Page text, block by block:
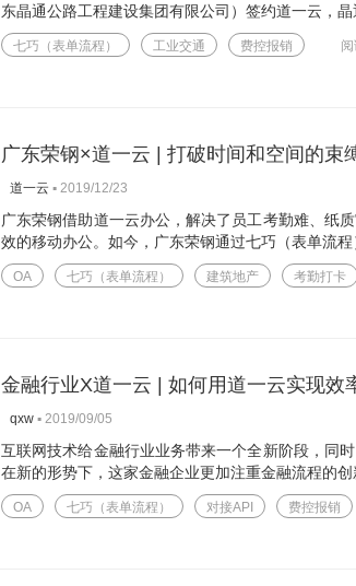
东晶通公路工程建设集团有限公司）签约道一云，
七巧（表单流程） 工业交通 费控报销
广东荣钢×道一云 | 打破时间和空间的束
道一云 ▪ 2019/12/23
广东荣钢借助道一云办公，解决了员工考勤难、纸
效的移动办公。如今，广东荣钢通过七巧（表单流
OA 七巧（表单流程） 建筑地产 考勤打卡
金融行业X道一云 | 如何用道一云实现效
qxw ▪ 2019/09/05
互联网技术给金融行业业务带来一个全新阶段，同
在新的形势下，这家金融企业更加注重金融流程的
OA 七巧（表单流程） 对接API 费控报销